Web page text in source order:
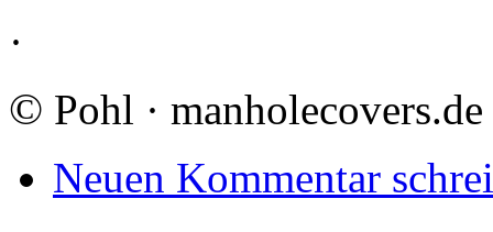
·
© Pohl · manholecovers.de
Neuen Kommentar